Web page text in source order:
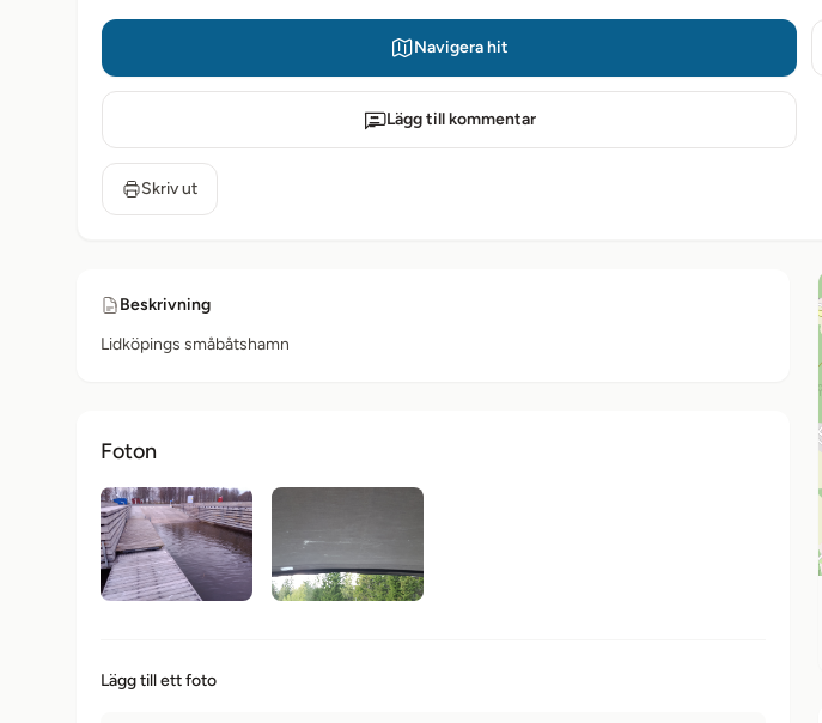
Navigera hit
Lägg till kommentar
Skriv ut
Beskrivning
Lidköpings småbåtshamn
Foton
Lägg till ett foto